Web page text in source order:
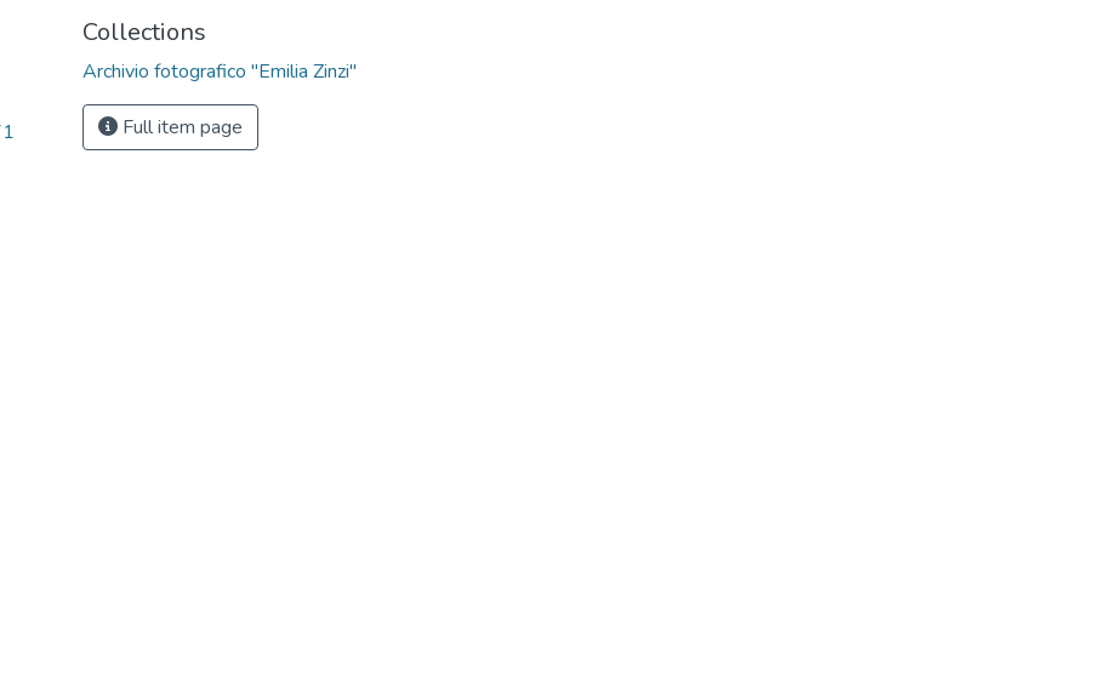
Collections
Archivio fotografico "Emilia Zinzi"
Full item page